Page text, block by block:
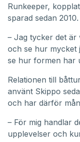
Runkeeper,
sparad sedan 2010.
– Jag tycker det är
och se hur mycket
se hur formen har
Relationen till
använt Skippo
och har därför
– För mig handlar
upplevelser och